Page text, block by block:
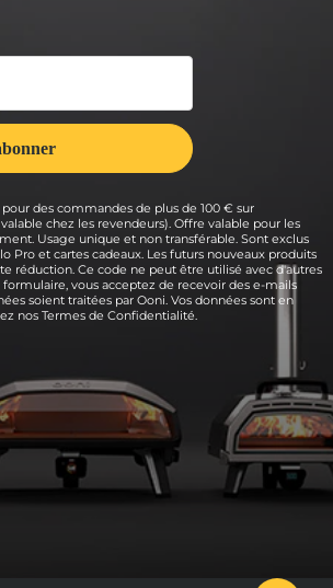
des commandes de plus de 100 € sur
chez les revendeurs). Offre valable pour les
Usage unique et non transférable. Sont exclus
Pro et cartes cadeaux. Les futurs nouveaux produits
réduction. Ce code ne peut être utilisé avec d'autres
vous acceptez de recevoir des e-mails
soient traitées par Ooni. Vos données sont en
nos Termes de Confidentialité.